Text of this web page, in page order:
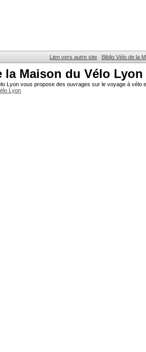
Lien vers autre site Biblio Vélo de la
la Maison du Vélo Lyon
Lyon vous propose des ouvrages sur le voyage à
Lyon